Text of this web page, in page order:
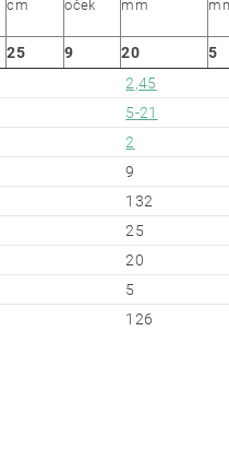
cm
oček
mm
25 9 20
5
2,45
5-21
2
9
132
25
20
5
126